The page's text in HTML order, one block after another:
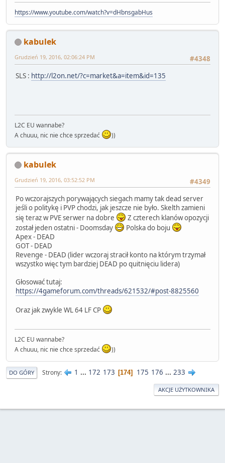
https://www.youtube.com/watch?v=dHbnsgabHus
kabulek
#4348
Grudzień 19, 2016, 02:06:24 PM
SLS : http://l2on.net/?c=market&a=item&id=135
L2C EU wannabe?
A chuuu, nic nie chce sprzedać
))
kabulek
#4349
Grudzień 19, 2016, 03:52:52 PM
Po wczorajszych porywających siegach mamy tak dead server
jeśli o politykę i PVP chodzi, jak jeszcze nie było. Skelth zamieni
się teraz w PVE serwer na dobre
Z czterech klanów opozycji
został jeden ostatni - Doomsday
Polska do boju
Apex - DEAD
GOT - DEAD
Revenge - DEAD (lider wczoraj stracił konto na którym trzymał
wszystko więc tym bardziej DEAD po quitnięciu lidera)
Głosować tutaj:
https://4gameforum.com/threads/621532/#post-8825560
Oraz jak zwykle WL 64 LF CP
L2C EU wannabe?
A chuuu, nic nie chce sprzedać
))
DO GÓRY Strony 1 ... 172 173 174 175 176 ... 233
AKCJE UŻYTKOWNIKA